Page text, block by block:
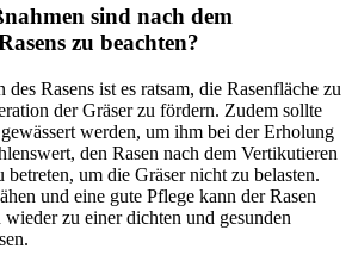
sind nach dem
zu beachten?
Rasens ist es ratsam, die Rasenfläche zu
der Gräser zu fördern. Zudem sollte
werden, um ihm bei der Erholung
den Rasen nach dem Vertikutieren
um die Gräser nicht zu belasten.
und eine gute Pflege kann der Rasen
zu einer dichten und gesunden